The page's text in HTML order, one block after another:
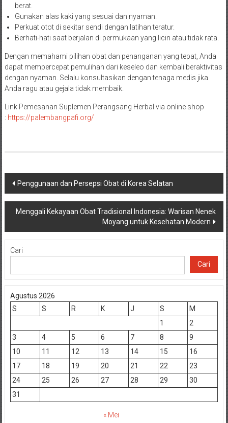
berat.
Gunakan alas kaki yang sesuai dan nyaman.
Perkuat otot di sekitar sendi dengan latihan teratur.
Berhati-hati saat berjalan di permukaan yang licin atau tidak rata.
Dengan memahami pilihan obat dan penanganan yang tepat, Anda
dapat mempercepat pemulihan dari keseleo dan kembali beraktivitas
dengan nyaman. Selalu konsultasikan dengan tenaga medis jika
Anda ragu atau gejala tidak membaik.
Link Pemesanan Suplemen Perangsang Herbal via online shop
: https://palembangpafi.org/
Navigasi
pos
Penggunaan dan Persepsi Obat di Korea Selatan
Menggali Kekayaan Obat Tradisional Indonesia: Warisan Nenek
Moyang untuk Kesehatan Modern
Cari
Cari
Agustus 2026
S
S R K J S
M
1
2
3
4 5 6 7 8
9
10
11 12 13 14 15
16
17
18 19 20 21 22
23
24
25 26 27 28 29
30
31
« Mei